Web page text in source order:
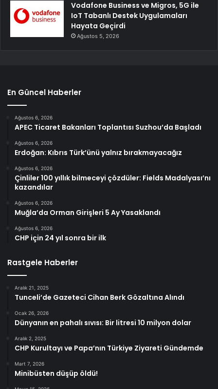
Vodafone Business ve Migros, 5G ile
IoT Tabanlı Destek Uygulamaları
Hayata Geçirdi
Ağustos 5, 2026
En Güncel Haberler
Ağustos 6, 2026
APEC Ticaret Bakanları Toplantısı Suzhou’da Başladı
Ağustos 6, 2026
Erdoğan: Kıbrıs Türk’ünü yalnız bırakmayacağız
Ağustos 6, 2026
Çinliler 100 yıllık bilmeceyi çözdüler: Fields Madalyası’nı
kazandılar
Ağustos 6, 2026
Muğla’da Orman Girişleri 5 Ay Yasaklandı
Ağustos 6, 2026
CHP için 24 yıl sonra bir ilk
Rastgele Haberler
Aralık 21, 2025
Tunceli’de Gazeteci Cihan Berk Gözaltına Alındı
Ocak 26, 2026
Dünyanın en pahalı sıvısı: Bir litresi 10 milyon dolar
Aralık 2, 2025
CHP Kurultayı ve Papa’nın Türkiye Ziyareti Gündemde
Mart 7, 2026
Minibüsten düşüp öldü!